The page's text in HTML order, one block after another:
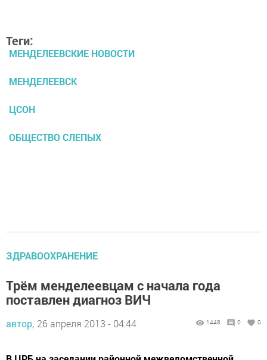
Теги:
МЕНДЕЛЕЕВСКИЕ НОВОСТИ
МЕНДЕЛЕЕВСК
ЦСОН
ОБЩЕСТВО СЛЕПЫХ
ЗДРАВООХРАНЕНИЕ
Трём менделеевцам с начала года
поставлен диагноз ВИЧ
автор, 26 апреля 2013 - 04:44 1448 0 0